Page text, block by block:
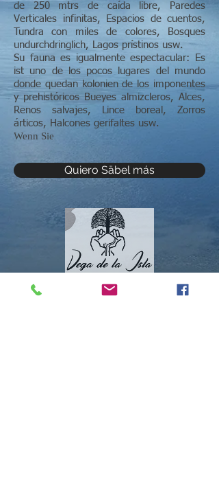
de 250 mtrs de caída libre, Paredes
Verticales infinitas, Espacios de cuentos,
Tundra con miles de colores, Bosques
undurchdringlich, Lagos prístinos usw.
Su fauna es igualmente espectacular: Es
ist uno de los pocos lugares del mundo
donde quedan kolonien de los imponentes
y prehistóricos Bueyes almizcleros, Alces,
Renos salvajes, Lince boreal, Zorros
árticos, Halcones gerifaltes usw.
Wenn Sie
Quiero Säbel más
Contacto